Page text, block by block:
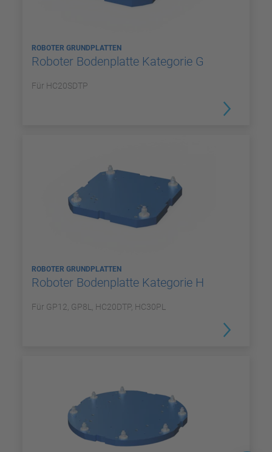
ROBOTER GRUNDPLATTEN
Roboter Bodenplatte Kategorie G
Für HC20SDTP
ROBOTER GRUNDPLATTEN
Roboter Bodenplatte Kategorie H
Für GP12, GP8L, HC20DTP, HC30PL